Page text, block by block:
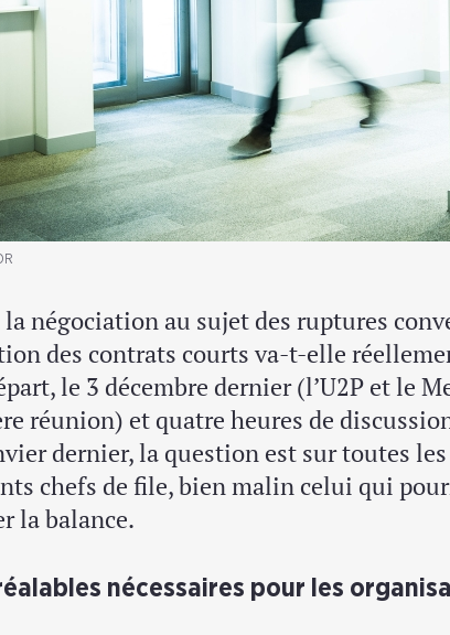
la négociation au sujet des ruptures
des contrats courts va-t-elle
le 3 décembre dernier (l’U2P et le
réunion) et quatre heures de
dernier, la question est sur toutes
chefs de file, bien malin celui qui
la balance.
nécessaires pour les